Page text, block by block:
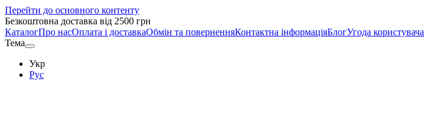
Перейти до основного контенту
Безкоштовна доставка від 2500 грн
КаталогПро насОплата і доставкаОбмін та поверненняКонтактна інформаціяБлогУгода користувача
Тема
Укр
Рус